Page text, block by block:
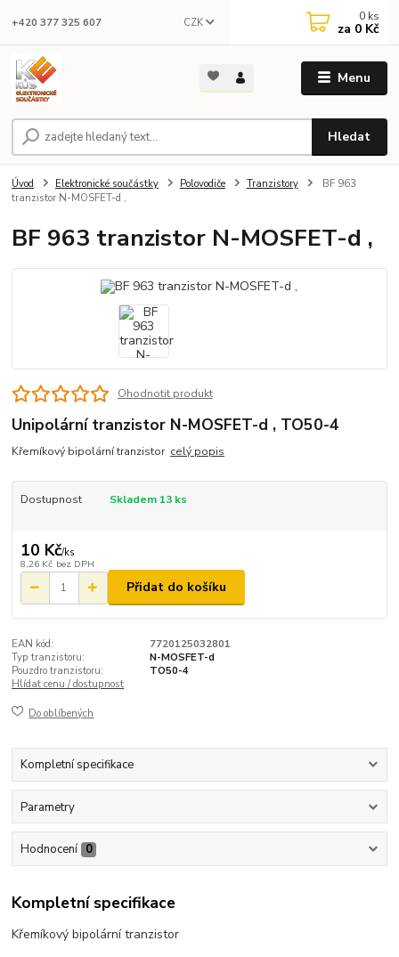
Menu
CZK
Hledat
+420 377 325 607 0 ks
za 0 Kč
Úvod Elektronické součástky Polovodiče Tranzistory
BF 963
tranzistor N-MOSFET-d ,
BF 963 tranzistor N-MOSFET-d ,
Ohodnotit produkt
Unipolární tranzistor N-MOSFET-d , TO50-4
Křemíkový bipolární tranzistor celý popis
Dostupnost Skladem 13 ks
10 Kč/ks
8,26 Kč bez DPH
Přidat do košíku
EAN kód:
7720125032801
Typ tranzistoru:
N-MOSFET-d
Pouzdro tranzistoru:
TO50-4
Hlídat cenu / dostupnost
Do oblíbených
Kompletní specifikace
Parametry
Hodnocení 0
Kompletní specifikace
Křemíkový bipolární tranzistor